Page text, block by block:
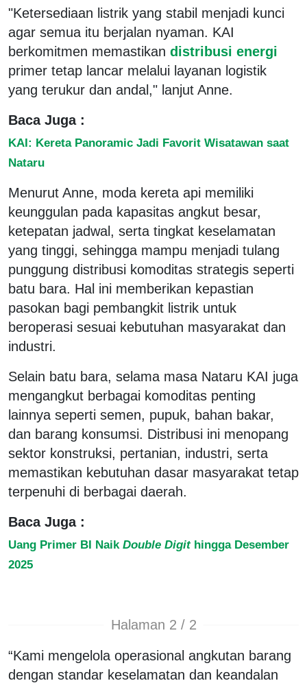
"Ketersediaan listrik yang stabil menjadi kunci
agar semua itu berjalan nyaman. KAI
berkomitmen memastikan distribusi energi
primer tetap lancar melalui layanan logistik
yang terukur dan andal," lanjut Anne.
Baca Juga :
KAI: Kereta Panoramic Jadi Favorit Wisatawan saat
Nataru
Menurut Anne, moda kereta api memiliki
keunggulan pada kapasitas angkut besar,
ketepatan jadwal, serta tingkat keselamatan
yang tinggi, sehingga mampu menjadi tulang
punggung distribusi komoditas strategis seperti
batu bara. Hal ini memberikan kepastian
pasokan bagi pembangkit listrik untuk
beroperasi sesuai kebutuhan masyarakat dan
industri.
Selain batu bara, selama masa Nataru KAI juga
mengangkut berbagai komoditas penting
lainnya seperti semen, pupuk, bahan bakar,
dan barang konsumsi. Distribusi ini menopang
sektor konstruksi, pertanian, industri, serta
memastikan kebutuhan dasar masyarakat tetap
terpenuhi di berbagai daerah.
Baca Juga :
Uang Primer BI Naik Double Digit hingga Desember
2025
Halaman 2 / 2
“Kami mengelola operasional angkutan barang
dengan standar keselamatan dan keandalan